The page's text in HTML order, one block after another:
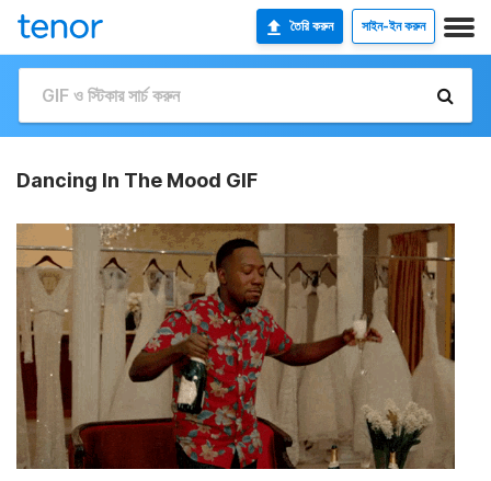
তৈরি করুন সাইন-ইন করুন
Dancing In The Mood GIF